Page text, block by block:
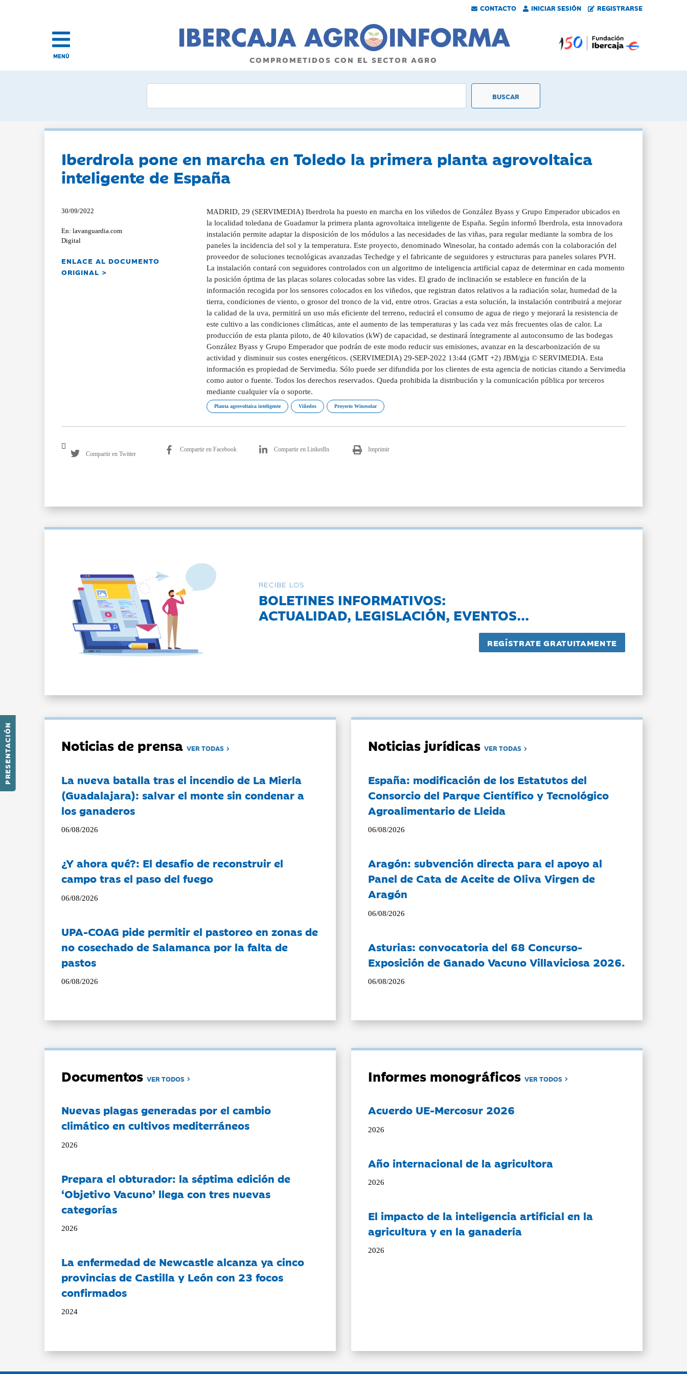
CONTACTO INICIAR SESIÓN REGISTRARSE
PRESENTACIÓN
MENÚ COMPROMETIDOS CON EL SECTOR AGRO
Iberdrola pone en marcha en Toledo la primera planta agrovoltaica
inteligente de España
30/09/2022
En: lavanguardia.com
Digital
ENLACE AL DOCUMENTO
ORIGINAL >
MADRID, 29 (SERVIMEDIA) Iberdrola ha puesto en marcha en los viñedos de González Byass y Grupo Emperador ubicados en
la localidad toledana de Guadamur la primera planta agrovoltaica inteligente de España. Según informó Iberdrola, esta innovadora
instalación permite adaptar la disposición de los módulos a las necesidades de las viñas, para regular mediante la sombra de los
paneles la incidencia del sol y la temperatura. Este proyecto, denominado Winesolar, ha contado además con la colaboración del
proveedor de soluciones tecnológicas avanzadas Techedge y el fabricante de seguidores y estructuras para paneles solares PVH.
La instalación contará con seguidores controlados con un algoritmo de inteligencia artificial capaz de determinar en cada momento
la posición óptima de las placas solares colocadas sobre las vides. El grado de inclinación se establece en función de la
información recogida por los sensores colocados en los viñedos, que registran datos relativos a la radiación solar, humedad de la
tierra, condiciones de viento, o grosor del tronco de la vid, entre otros. Gracias a esta solución, la instalación contribuirá a mejorar
la calidad de la uva, permitirá un uso más eficiente del terreno, reducirá el consumo de agua de riego y mejorará la resistencia de
este cultivo a las condiciones climáticas, ante el aumento de las temperaturas y las cada vez más frecuentes olas de calor. La
producción de esta planta piloto, de 40 kilovatios (kW) de capacidad, se destinará íntegramente al autoconsumo de las bodegas
González Byass y Grupo Emperador que podrán de este modo reducir sus emisiones, avanzar en la descarbonización de su
actividad y disminuir sus costes energéticos. (SERVIMEDIA) 29-SEP-2022 13:44 (GMT +2) JBM/gja © SERVIMEDIA. Esta
información es propiedad de Servimedia. Sólo puede ser difundida por los clientes de esta agencia de noticias citando a Servimedia
como autor o fuente. Todos los derechos reservados. Queda prohibida la distribución y la comunicación pública por terceros
mediante cualquier vía o soporte.
Planta agrovoltaica inteligente Viñedos Proyecto Winesolar
Compartir en Twitter
Compartir en Facebook Compartir en LinkedIn Imprimir
RECIBE LOS
BOLETINES INFORMATIVOS:
ACTUALIDAD, LEGISLACIÓN, EVENTOS...
Noticias de prensaVER TODAS
La nueva batalla tras el incendio de La Mierla
(Guadalajara): salvar el monte sin condenar a
los ganaderos
06/08/2026
¿Y ahora qué?: El desafío de reconstruir el
campo tras el paso del fuego
06/08/2026
UPA-COAG pide permitir el pastoreo en zonas de
no cosechado de Salamanca por la falta de
pastos
06/08/2026
Noticias jurídicasVER TODAS
España: modificación de los Estatutos del
Consorcio del Parque Científico y Tecnológico
Agroalimentario de Lleida
06/08/2026
Aragón: subvención directa para el apoyo al
Panel de Cata de Aceite de Oliva Virgen de
Aragón
06/08/2026
Asturias: convocatoria del 68 Concurso-
Exposición de Ganado Vacuno Villaviciosa 2026.
06/08/2026
DocumentosVER TODOS
Nuevas plagas generadas por el cambio
climático en cultivos mediterráneos
2026
Prepara el obturador: la séptima edición de
‘Objetivo Vacuno’ llega con tres nuevas
categorías
2026
La enfermedad de Newcastle alcanza ya cinco
provincias de Castilla y León con 23 focos
confirmados
2024
Informes monográficosVER TODOS
Acuerdo UE-Mercosur 2026
2026
Año internacional de la agricultora
2026
El impacto de la inteligencia artificial en la
agricultura y en la ganadería
2026